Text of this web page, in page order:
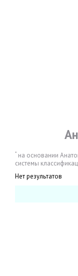
* на основании
системы
Нет результатов